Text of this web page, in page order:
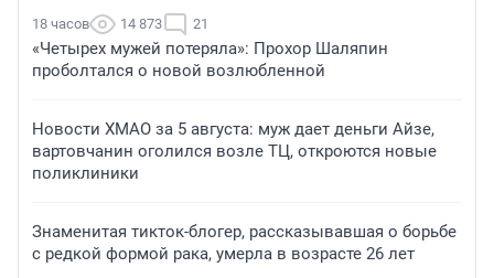
18 часов 14 873 21
«Четырех мужей потеряла»: Прохор Шаляпин
проболтался о новой возлюбленной
Новости ХМАО за 5 августа: муж дает деньги Айзе,
вартовчанин оголился возле ТЦ, откроются новые
поликлиники
Знаменитая тикток-блогер, рассказывавшая о борьбе
с редкой формой рака, умерла в возрасте 26 лет